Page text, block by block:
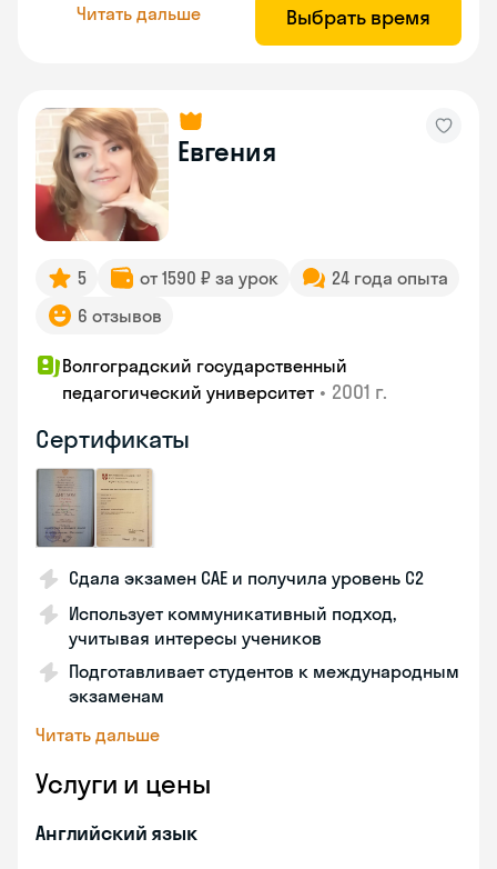
Читать дальше Выбрать время
Евгения
5 от 1590 ₽ за урок
24 года опыта
6 отзывов
Волгоградский государственный
педагогический университет • 2001 г.
Сертификаты
Сдала экзамен CAE и получила уровень С2
Использует коммуникативный подход,
учитывая интересы учеников
Подготавливает студентов к международным
экзаменам
Читать дальше
Услуги и цены
Английский язык